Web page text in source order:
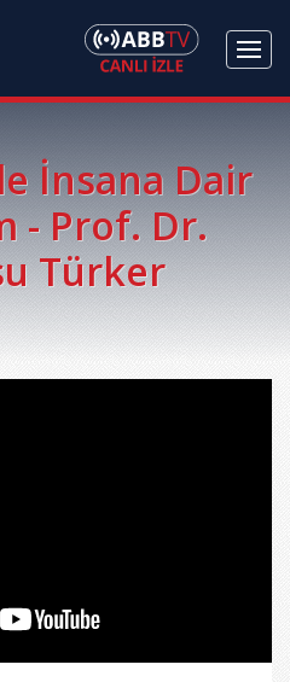
İnsana Dair
- Prof. Dr.
Türker